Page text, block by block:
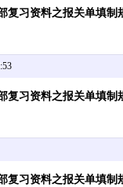
复习资料之报关单填制
复习资料之报关单填制
复习资料之报关单填制